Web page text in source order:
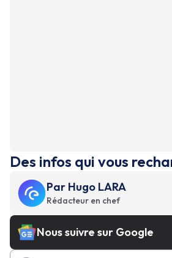
Des infos qui vous
Par Hugo LARA
Rédacteur en chef
Nous suivre sur Google